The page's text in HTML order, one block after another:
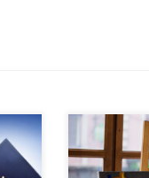
Творчих
викладачів